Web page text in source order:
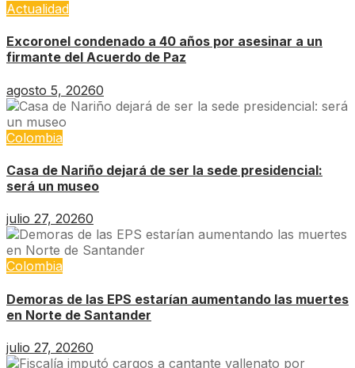
Actualidad
Excoronel condenado a 40 años por asesinar a un
firmante del Acuerdo de Paz
agosto 5, 20260
Colombia
Casa de Nariño dejará de ser la sede presidencial:
será un museo
julio 27, 20260
Colombia
Demoras de las EPS estarían aumentando las muertes
en Norte de Santander
julio 27, 20260